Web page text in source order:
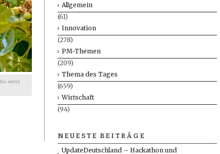
entry
Allgemein
(61)
Innovation
(278)
PM-Themen
(209)
Thema des Tages
(659)
Wirtschaft
(94)
NEUESTE BEITRÄGE
UpdateDeutschland – Hackathon und